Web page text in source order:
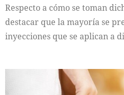
Respecto a cómo se toman
destacar que la mayoría se
inyecciones que se aplican a